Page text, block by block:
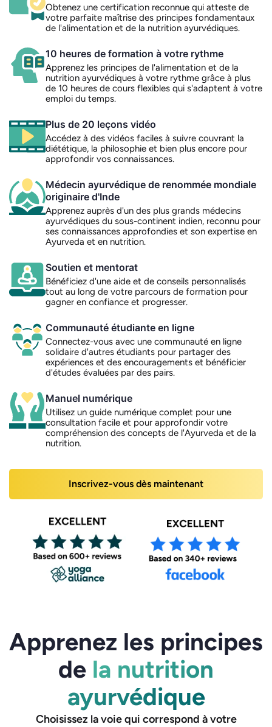
Obtenez une certification reconnue qui atteste de
votre parfaite maîtrise des principes fondamentaux
de l'alimentation et de la nutrition ayurvédiques.
10 heures de formation à votre rythme
Apprenez les principes de l'alimentation et de la
nutrition ayurvédiques à votre rythme grâce à plus
de 10 heures de cours flexibles qui s'adaptent à votre
emploi du temps.
Plus de 20 leçons vidéo
Accédez à des vidéos faciles à suivre couvrant la
diététique, la philosophie et bien plus encore pour
approfondir vos connaissances.
Médecin ayurvédique de renommée mondiale
originaire d'Inde
Apprenez auprès d'un des plus grands médecins
ayurvédiques du sous-continent indien, reconnu pour
ses connaissances approfondies et son expertise en
Ayurveda et en nutrition.
Soutien et mentorat
Bénéficiez d'une aide et de conseils personnalisés
tout au long de votre parcours de formation pour
gagner en confiance et progresser.
Communauté étudiante en ligne
Connectez-vous avec une communauté en ligne
solidaire d'autres étudiants pour partager des
expériences et des encouragements et bénéficier
d'études évaluées par des pairs.
Manuel numérique
Utilisez un guide numérique complet pour une
consultation facile et pour approfondir votre
compréhension des concepts de l'Ayurveda et de la
nutrition.
Inscrivez-vous dès maintenant
Apprenez les principes
de la nutrition
ayurvédique
Choisissez la voie qui correspond à votre